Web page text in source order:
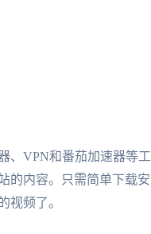
、VPN和番茄加速器等工
的内容。只需简单下载安
视频了。